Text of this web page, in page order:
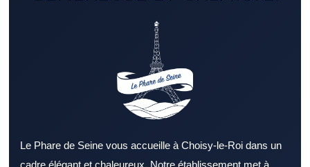
Le Phare de Seine vous accueille à Choisy-le-Roi dans un
cadre élégant et chaleureux. Notre établissement met à